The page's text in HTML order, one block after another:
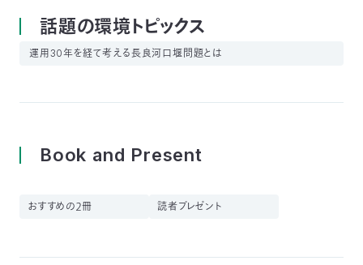
話題の環境トピックス
運用30年を経て考える長良河口堰問題とは
Book and Present
おすすめの２冊 読者プレゼント